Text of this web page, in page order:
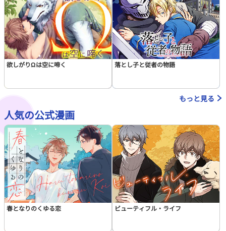
欲しがりΩは空に啼く 落とし子と従者の物語
もっと見る
人気の公式漫画
春となりのくゆる恋 ビューティフル・ライフ